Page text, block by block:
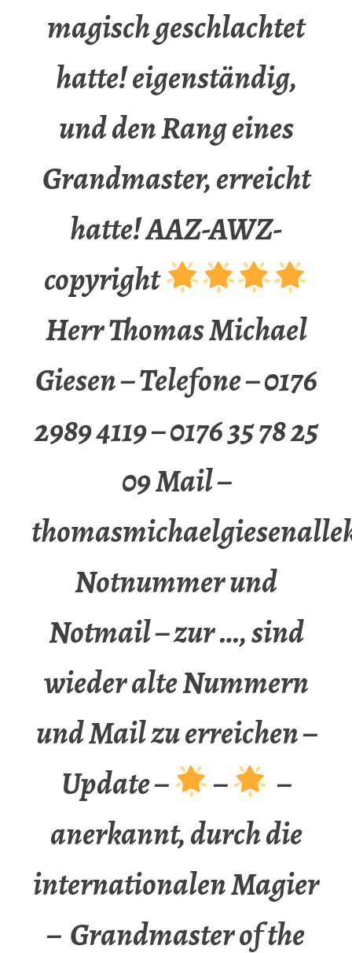
magisch geschlachtet
hatte! eigenständig,
und den Rang eines
Grandmaster, erreicht
hatte! AAZ-AWZ-
copyright
Herr Thomas Michael
Giesen – Telefone – 0176
2989 4119 – 0176 35 78 25
09 Mail –
Notnummer und
Notmail – zur …, sind
wieder alte Nummern
und Mail zu erreichen –
Update –
–
–
anerkannt, durch die
internationalen Magier
– Grandmaster of the